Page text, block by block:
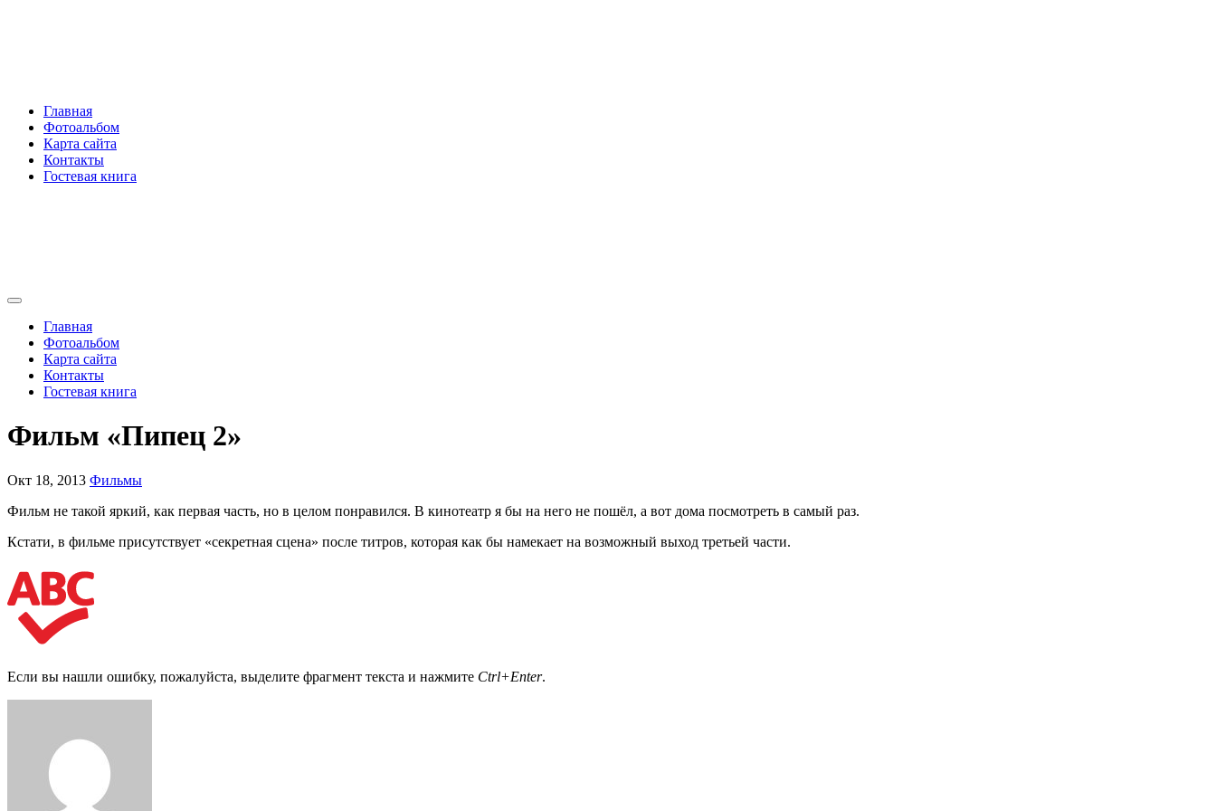
Главная
Фотоальбом
Карта сайта
Контакты
Гостевая книга
Главная
Фотоальбом
Карта сайта
Контакты
Гостевая книга
Фильм «Пипец 2»
Окт 18, 2013 Фильмы
Фильм не такой яркий, как первая часть, но в целом понравился. В кинотеатр я бы на него не пошёл, а вот дома посмотреть в самый раз.
Кстати, в фильме присутствует «секретная сцена» после титров, которая как бы намекает на возможный выход третьей части.
Если вы нашли ошибку, пожалуйста, выделите фрагмент текста и нажмите Ctrl+Enter.